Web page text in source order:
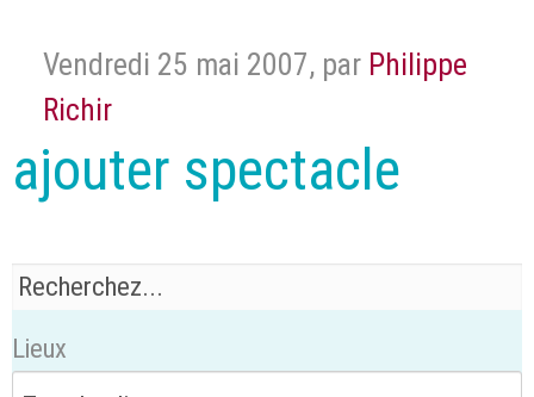
Vendredi 25 mai 2007, par Philippe
Richir
ajouter spectacle
Lieux